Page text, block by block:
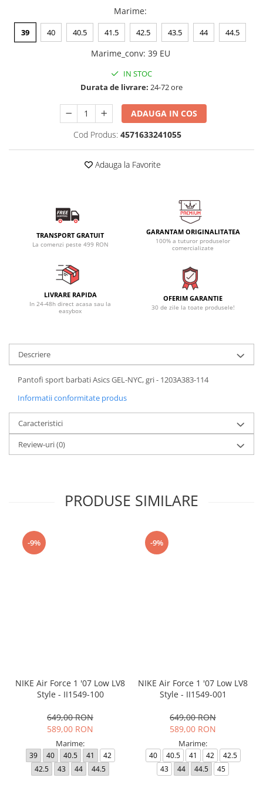
Marime:
39 40 40.5 41.5 42.5 43.5 44 44.5
Marime_conv: 39 EU
IN STOC
Durata de livrare: 24-72 ore
ADAUGA IN COS
Cod Produs: 4571633241055
Adauga la Favorite
TRANSPORT GRATUIT
La comenzi peste 499 RON
GARANTAM ORIGINALITATEA
100% a tuturor produselor
comercializate
LIVRARE RAPIDA
In 24-48h direct acasa sau la
easybox
OFERIM GARANTIE
30 de zile la toate produsele!
Descriere
Pantofi sport barbati Asics GEL-NYC, gri - 1203A383-114
Informatii conformitate produs
Caracteristici
Review-uri(0)
PRODUSE SIMILARE
-9%
NIKE Air Force 1 '07 Low LV8
Style - II1549-100
649,00 RON
589,00 RON
Marime:
39 40 40.5 41
42
42.5
43 44 44.5
-9%
NIKE Air Force 1 '07 Low LV8
Style - II1549-001
649,00 RON
589,00 RON
Marime:
40 40.5 41 42
42.5
43
44 44.5 45